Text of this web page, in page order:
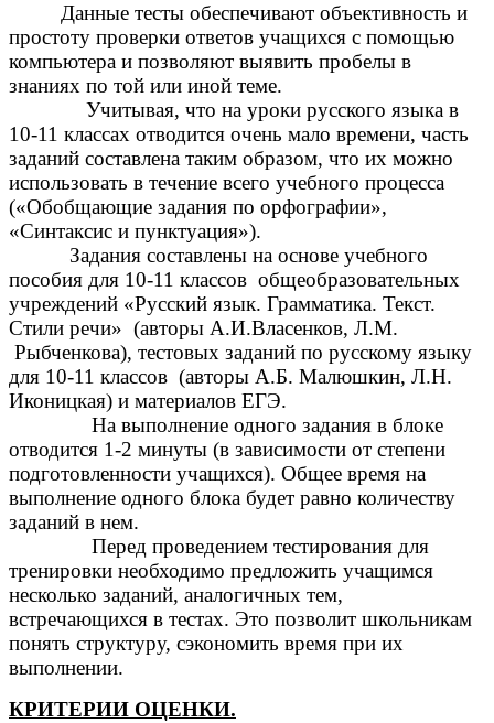
Данные тесты обеспечивают объективность и
простоту проверки ответов учащихся с помощью
компьютера и позволяют выявить пробелы в
знаниях по той или иной теме.
Учитывая, что на уроки русского языка в
10-11 классах отводится очень мало времени, часть
заданий составлена таким образом, что их можно
использовать в течение всего учебного процесса
(«Обобщающие задания по орфографии»,
«Синтаксис и пунктуация»).
Задания составлены на основе учебного
пособия для 10-11 классов общеобразовательных
учреждений «Русский язык. Грамматика. Текст.
Стили речи» (авторы А.И.Власенков, Л.М.
Рыбченкова), тестовых заданий по русскому языку
для 10-11 классов (авторы А.Б. Малюшкин, Л.Н.
Иконицкая) и материалов ЕГЭ.
На выполнение одного задания в блоке
отводится 1-2 минуты (в зависимости от степени
подготовленности учащихся). Общее время на
выполнение одного блока будет равно количеству
заданий в нем.
Перед проведением тестирования для
тренировки необходимо предложить учащимся
несколько заданий, аналогичных тем,
встречающихся в тестах. Это позволит школьникам
понять структуру, сэкономить время при их
выполнении.
КРИТЕРИИ ОЦЕНКИ.